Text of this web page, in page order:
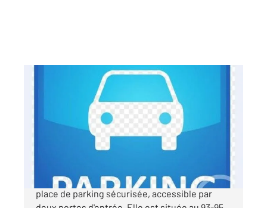
Parking à vendre
29 000 €
Century21 Quartier Latin vous propose une
place de parking sécurisée, accessible par